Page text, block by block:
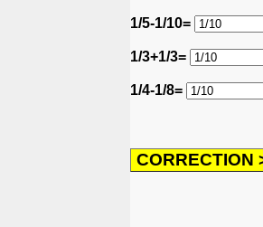
1/5-1/10=
1/3+1/3=
1/4-1/8=